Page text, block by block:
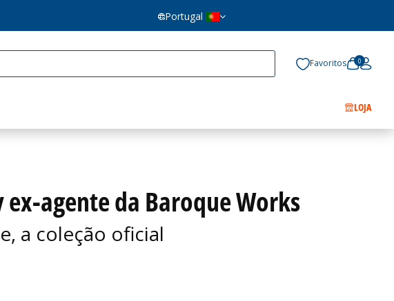
Portugal
Favoritos 0
LOJA
ex-agente da Baroque Works
a coleção oficial